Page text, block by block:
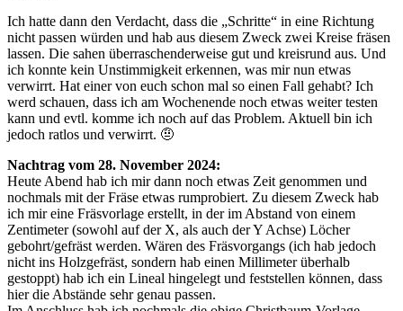
Ich hatte dann den Verdacht, dass die „Schritte“ in eine Richtung
nicht passen würden und hab aus diesem Zweck zwei Kreise fräsen
lassen. Die sahen überraschenderweise gut und kreisrund aus. Und
ich konnte kein Unstimmigkeit erkennen, was mir nun etwas
verwirrt. Hat einer von euch schon mal so einen Fall gehabt? Ich
werd schauen, dass ich am Wochenende noch etwas weiter testen
kann und evtl. komme ich noch auf das Problem. Aktuell bin ich
jedoch ratlos und verwirrt. 🤨
Nachtrag vom 28. November 2024:
Heute Abend hab ich mir dann noch etwas Zeit genommen und
nochmals mit der Fräse etwas rumprobiert. Zu diesem Zweck hab
ich mir eine Fräsvorlage erstellt, in der im Abstand von einem
Zentimeter (sowohl auf der X, als auch der Y Achse) Löcher
gebohrt/gefräst werden. Wären des Fräsvorgangs (ich hab jedoch
nicht ins Holzgefräst, sondern hab einen Millimeter überhalb
gestoppt) hab ich ein Lineal hingelegt und feststellen können, dass
hier die Abstände sehr genau passen.